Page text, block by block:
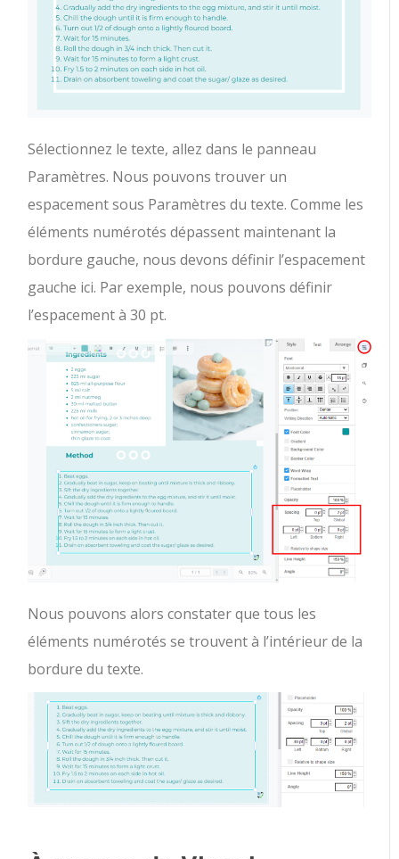
Sélectionnez le texte, allez dans le panneau
Paramètres. Nous pouvons trouver un
espacement sous Paramètres du texte. Comme les
éléments numérotés dépassent maintenant la
bordure gauche, nous devons définir l’espacement
gauche ici. Par exemple, nous pouvons définir
l’espacement à 30 pt.
Nous pouvons alors constater que tous les
éléments numérotés se trouvent à l’intérieur de la
bordure du texte.